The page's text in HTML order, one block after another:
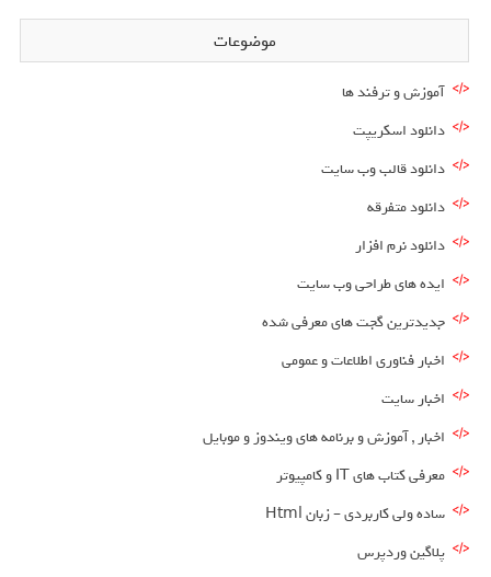
موضوعات
آموزش و ترفند ها
دانلود اسکریپت
دانلود قالب وب سایت
دانلود متفرقه
دانلود نرم افزار
ایده های طراحی وب سایت
جدیدترین گجت های معرفی شده
اخبار فناوری اطلاعات و عمومی
اخبار سایت
اخبار , آموزش و برنامه های ویندوز و موبایل
معرفی کتاب های IT و کامپیوتر
ساده ولی کاربردی – زبان Html
پلاگین وردپرس